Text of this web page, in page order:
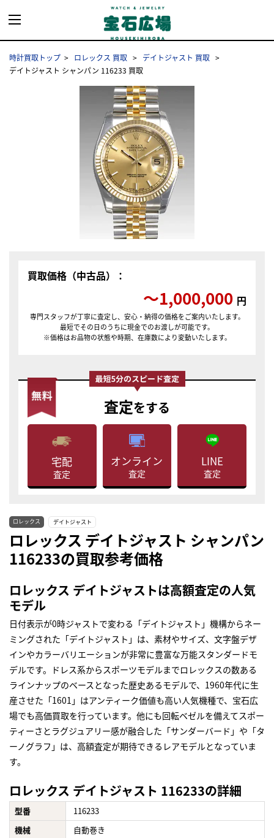
時計買取トップ ロレックス 買取
デイトジャスト 買取
デイトジャスト シャンパン 116233 買取
買取価格（中古品）：
〜1,000,000 円
専門スタッフが丁寧に査定し、安心・納得の価格をご案内いたします。
最短でその日のうちに現金でのお渡しが可能です。
※価格はお品物の状態や時期、在庫数により変動いたします。
査定をする
宅配
査定
オンライン
査定
LINE
査定
ロレックス デイトジャスト
ロレックス デイトジャスト シャンパン
116233の買取参考価格
ロレックス デイトジャストは高額査定の人気
モデル
日付表示が0時ジャストで変わる「デイトジャスト」機構からネー
ミングされた「デイトジャスト」は、素材やサイズ、文字盤デザ
インやカラーバリエーションが非常に豊富な万能スタンダードモ
デルです。ドレス系からスポーツモデルまでロレックスの数ある
ラインナップのベースとなった歴史あるモデルで、1960年代に生
産させた「1601」はアンティーク価値も高い人気機種で、宝石広
場でも高価買取を行っています。他にも回転ベゼルを備えてスポー
ティーさとラグジュアリー感が融合した「サンダーバード」や「タ
ーノグラフ」は、高額査定が期待できるレアモデルとなっていま
す。
ロレックス デイトジャスト 116233の詳細
型番
116233
機械
自動巻き